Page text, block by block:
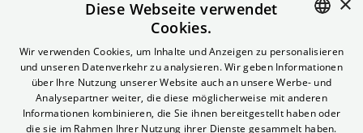
Bitte beachte: Gastbuchungen sind nicht stornierbar.
Registriere dich kostenlos für bis zu 90 min vor Filmbeginn
stornierbare Tickets für reguläre Vorstellungen.
Unlimited-Mitglied? Melde dich an, um deine Benefits
nutzen zu können.
ENGLISH
Diese Webseite verwendet
Cookies.
Wir verwenden Cookies, um Inhalte und Anzeigen zu personalisieren
und unseren Datenverkehr zu analysieren. Wir geben Informationen
über Ihre Nutzung unserer Website auch an unsere Werbe- und
Analysepartner weiter, die diese möglicherweise mit anderen
Informationen kombinieren, die Sie ihnen bereitgestellt haben oder
die sie im Rahmen Ihrer Nutzung ihrer Dienste gesammelt haben.